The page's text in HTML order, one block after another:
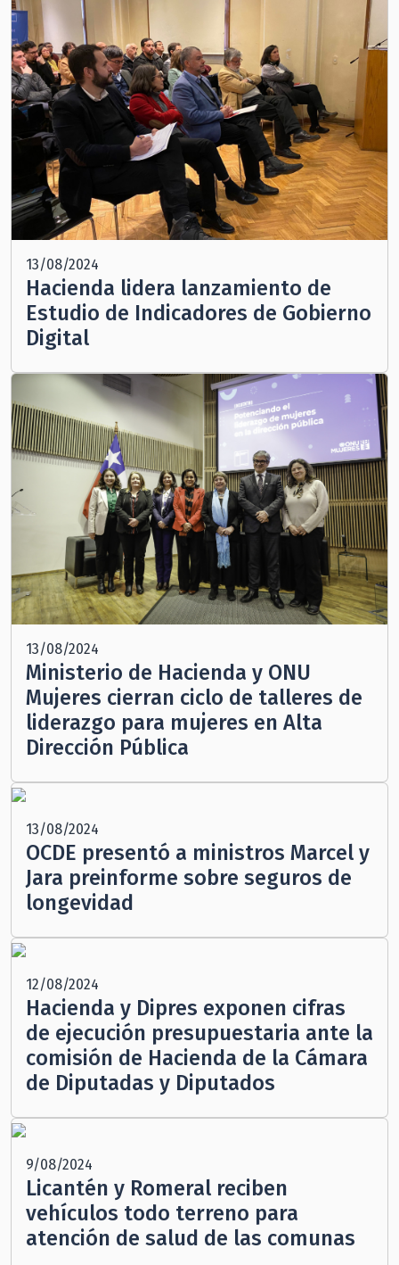
13/08/2024
Hacienda lidera lanzamiento de
Estudio de Indicadores de Gobierno
Digital
13/08/2024
Ministerio de Hacienda y ONU
Mujeres cierran ciclo de talleres de
liderazgo para mujeres en Alta
Dirección Pública
13/08/2024
OCDE presentó a ministros Marcel y
Jara preinforme sobre seguros de
longevidad
12/08/2024
Hacienda y Dipres exponen cifras
de ejecución presupuestaria ante la
comisión de Hacienda de la Cámara
de Diputadas y Diputados
9/08/2024
Licantén y Romeral reciben
vehículos todo terreno para
atención de salud de las comunas